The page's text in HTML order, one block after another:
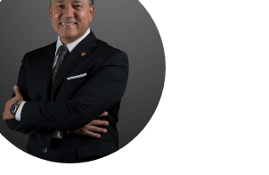
una propiedad. Esta cifra puede variar
local, pero generalmente se divide
y el agente del comprador. Por
se vende por $300,000 y la comisión total
que se generará una comisión de
se divide equitativamente entre
uno recibiría $9,000.